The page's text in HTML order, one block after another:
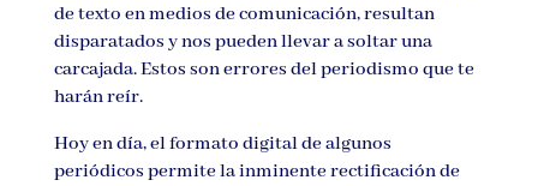
de texto en medios de comunicación, resultan
disparatados y nos pueden llevar a soltar una
carcajada. Estos son errores del periodismo que te
harán reír.
Hoy en día, el formato digital de algunos
periódicos permite la inminente rectificación de